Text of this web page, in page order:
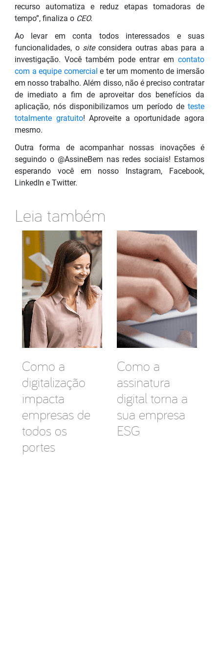
recurso automatiza e reduz etapas tomadoras de
tempo”, finaliza o CEO.
Ao levar em conta todos interessados e suas
funcionalidades, o site considera outras abas para a
investigação. Você também pode entrar em contato
com a equipe comercial e ter um momento de imersão
em nosso trabalho. Além disso, não é preciso contratar
de imediato a fim de aproveitar dos benefícios da
aplicação, nós disponibilizamos um período de teste
totalmente gratuito! Aproveite a oportunidade agora
mesmo.
Outra forma de acompanhar nossas inovações é
seguindo o @AssineBem nas redes sociais! Estamos
esperando você em nosso Instagram, Facebook,
LinkedIn e Twitter.
Leia também
Como a
digitalização
impacta
empresas de
todos os
portes
Como a
assinatura
digital torna a
sua empresa
ESG